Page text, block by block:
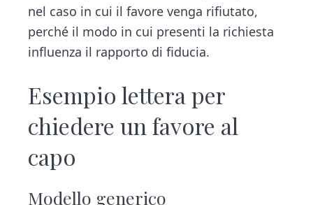
nel caso in cui il favore venga rifiutato,
perché il modo in cui presenti la richiesta
influenza il rapporto di fiducia.
Esempio lettera per
chiedere un favore al
capo​
Modello generico